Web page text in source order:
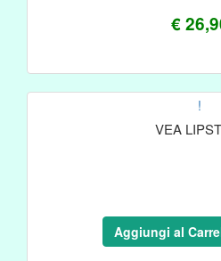
€
!
VEA
Aggiungi al